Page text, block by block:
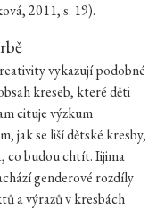
2011, s. 19).
vykazují podobné
kreseb, které děti
cituje výzkum
jak se liší dětské kresby,
co budou chtít. Iijima
genderové rozdíly
a výrazů v kresbách